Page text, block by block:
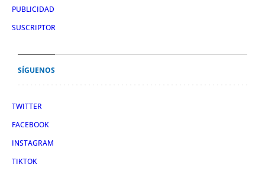
PUBLICIDAD
SUSCRIPTOR
SÍGUENOS
TWITTER
FACEBOOK
INSTAGRAM
TIKTOK